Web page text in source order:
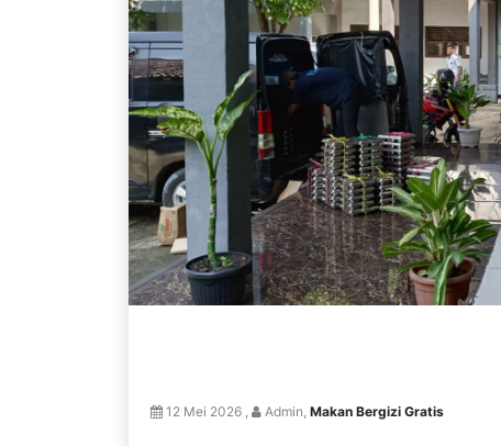
12 Mei 2026 , Admin, Makan Bergizi Gratis